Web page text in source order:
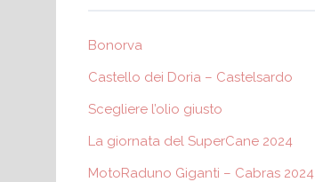
Bonorva
Castello dei Doria – Castelsardo
Scegliere l’olio giusto
La giornata del SuperCane 2024
MotoRaduno Giganti – Cabras 2024